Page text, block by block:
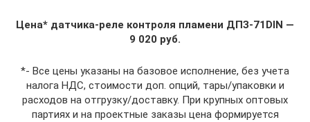
Цена* датчика-реле контроля пламени ДПЗ-71DIN —
9 020 руб.
*- Все цены указаны на базовое исполнение, без учета
налога НДС, стоимости доп. опций, тары/упаковки и
расходов на отгрузку/доставку. При крупных оптовых
партиях и на проектные заказы цена формируется